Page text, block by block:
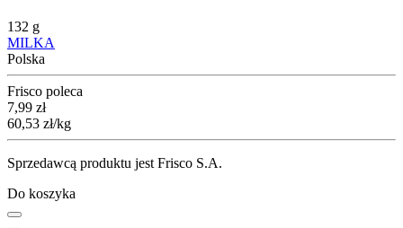
132 g
MILKA
Polska
Frisco poleca
Cena
7,99 zł
60,53 zł/kg
Sprzedawcą produktu jest Frisco S.A.
Do koszyka